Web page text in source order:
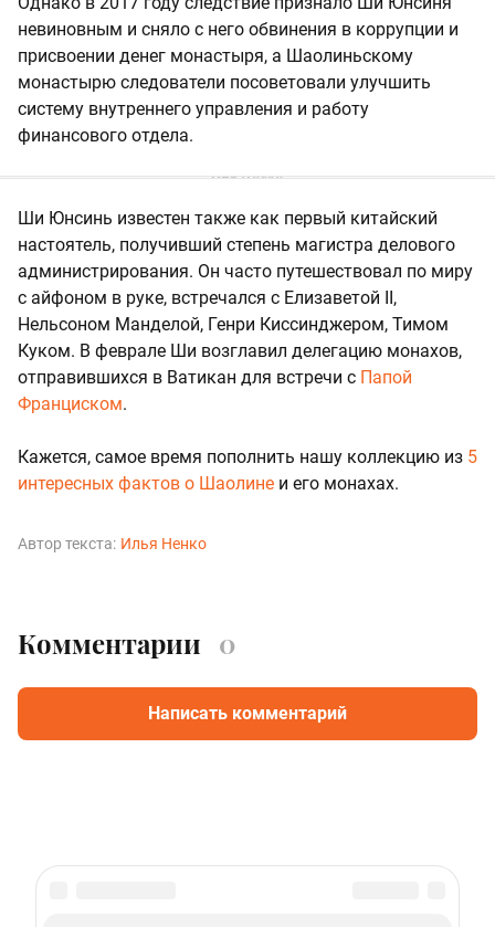
невиновным и сняло с него обвинения в коррупции и
присвоении денег монастыря, а Шаолиньскому
монастырю следователи посоветовали улучшить
систему внутреннего управления и работу
финансового отдела.
Ши Юнсинь известен также как первый китайский
настоятель, получивший степень магистра делового
администрирования. Он часто путешествовал по миру
с айфоном в руке, встречался с Елизаветой II,
Нельсоном Манделой, Генри Киссинджером, Тимом
Куком. В феврале Ши возглавил делегацию монахов,
отправившихся в Ватикан для встречи с Папой
Франциском.
Кажется, самое время пополнить нашу коллекцию из 5
интересных фактов о Шаолине и его монахах.
Автор текста: Илья Ненко
Комментарии 0
Написать комментарий